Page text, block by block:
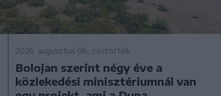
2026. augusztus 06., csütörtök
Bolojan szerint négy éve a
közlekedési minisztériumnál van